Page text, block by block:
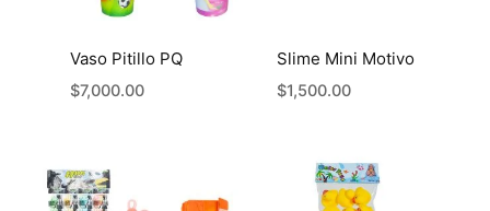
Vaso Pitillo PQ
$7,000.00
Slime Mini Motivo
$1,500.00